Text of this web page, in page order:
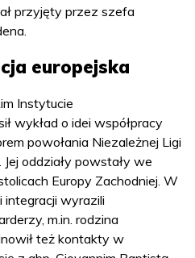
przyjęty przez szefa
europejska
Instytucie
wykład o idei współpracy
powołania Niezależnej Ligi
oddziały powstały we
Europy Zachodniej. W
integracji wyrazili
m.in. rodzina
też kontakty w